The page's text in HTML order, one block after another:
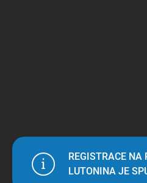
REGISTRACE NA
LUTONINA JE